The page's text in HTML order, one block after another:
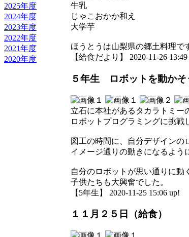
2025年度
2024年度
2023年度
2022年度
2021年度
2020年度
牛乳
じゃこおかか和え
大学芋
ほうとうは山梨県の郷土料理で
【給食だより】 2020-11-26 13:49
５年生 ロボットを動かそ
立石に本社があるタカラトミー
ロボットプログラミングに挑戦
図工の時間に、自分デザインの
イメージ通りの動きになるよう
自分のロボットが思い通りに動
子供たちも大興奮でした。
【5年生】 2020-11-25 15:06 up!
１１月２５日（給食）